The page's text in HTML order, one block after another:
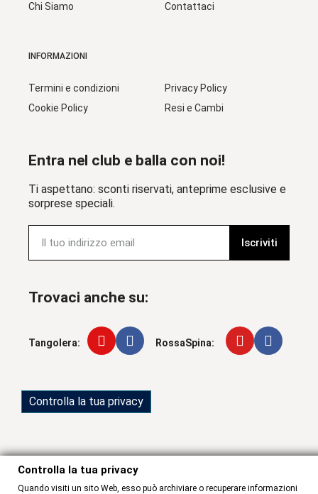
Chi Siamo Contattaci
INFORMAZIONI
Termini e condizioni
Cookie Policy
Privacy Policy
Resi e Cambi
Entra nel club e balla con noi!
Ti aspettano: sconti riservati, anteprime esclusive e
sorprese speciali.
Iscriviti
Trovaci anche su:
Tangolera: RossaSpina:
Controlla la tua privacy
Controlla la tua privacy
Quando visiti un sito Web, esso può archiviare o recuperare informazioni